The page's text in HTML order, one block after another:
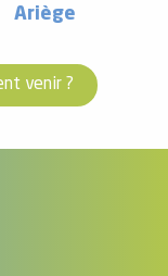
Ariège
venir ?